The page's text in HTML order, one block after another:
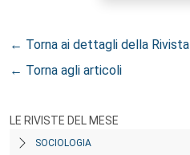
← Torna ai dettagli della Rivista
← Torna agli articoli
LE RIVISTE DEL MESE
SOCIOLOGIA